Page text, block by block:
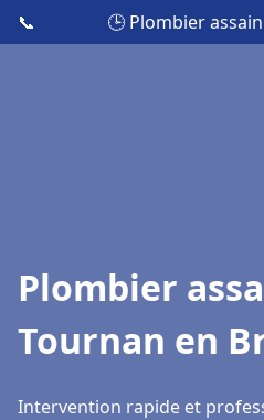
📞 🕒 Plombier
Plombier
Tournan en
Intervention rapide et